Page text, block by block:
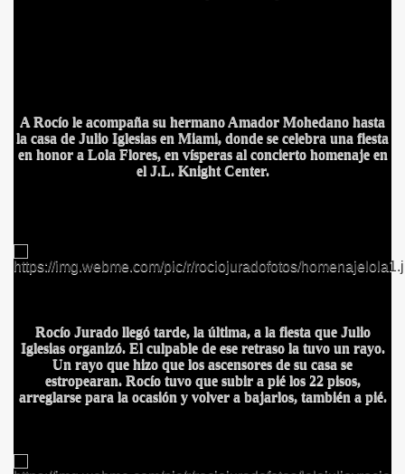
A Rocío le acompaña su hermano Amador Mohedano hasta
la casa de Julio Iglesias en Miami, donde se celebra una fiesta
en honor a Lola Flores, en vísperas al concierto homenaje en
el J.L. Knight Center.
Rocío Jurado llegó tarde, la última, a la fiesta que Julio
Iglesias organizó. El culpable de ese retraso la tuvo un rayo.
Un rayo que hizo que los ascensores de su casa se
estropearan. Rocío tuvo que subir a pié los 22 pisos,
arreglarse para la ocasión y volver a bajarlos, también a pié.